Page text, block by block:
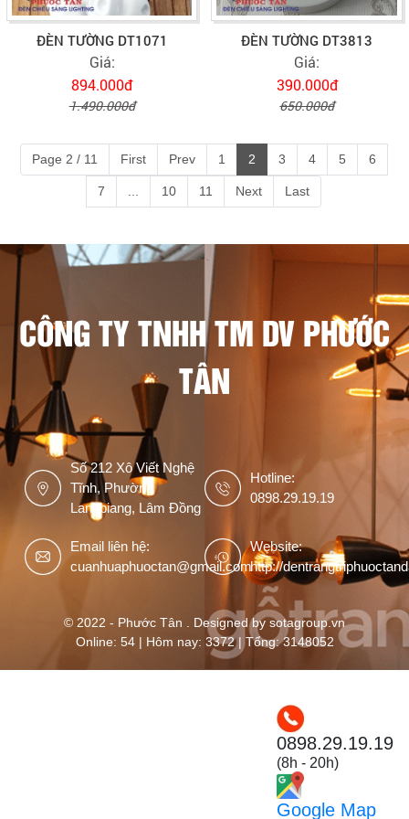
ĐÈN TƯỜNG DT1071
Giá:
894.000đ
1.490.000đ
ĐÈN TƯỜNG DT3813
Giá:
390.000đ
650.000đ
Page 2 / 11 First Prev 1 2 3 4 5 6
7 10 11 Next Last
CÔNG TY TNHH TM DV PHƯỚC
TÂN
Số 212 Xô Viết Nghệ
Tĩnh, Phường
Langbiang, Lâm Đồng
Hotline:
0898.29.19.19
Email liên hệ:
cuanhuaphuoctan@gmail.com
Website:
http://
© 2022 - Phước Tân . Designed by sotagroup.vn
Online: 54 | Hôm nay: 3372 | Tổng: 3148052
0898.29.19.19
(8h - 20h)
Google Map